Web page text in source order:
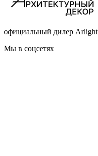
официальный дилер Arlight
Мы в соцсетях